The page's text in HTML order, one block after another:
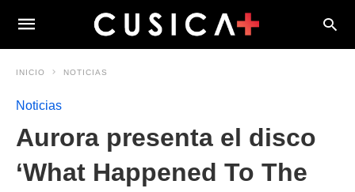
INICIO NOTICIAS
Noticias
Aurora presenta el disco
‘What Happened To The